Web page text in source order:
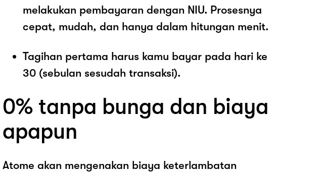
melakukan pembayaran dengan NIU. Prosesnya
cepat, mudah, dan hanya dalam hitungan menit.
Tagihan pertama harus kamu bayar pada hari ke
30 (sebulan sesudah transaksi).
0% tanpa bunga dan biaya
apapun
Atome akan mengenakan biaya keterlambatan